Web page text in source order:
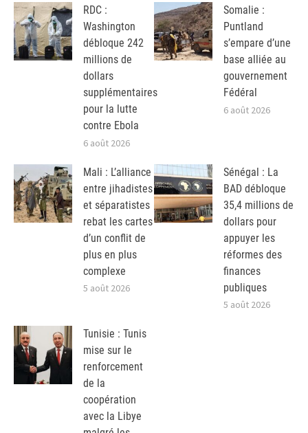
RDC :
Washington
débloque 242
millions de
dollars
supplémentaires
pour la lutte
contre Ebola
6 août 2026
Somalie :
Puntland
s’empare d’une
base alliée au
gouvernement
Fédéral
6 août 2026
Mali : L’alliance
entre jihadistes
et séparatistes
rebat les cartes
d’un conflit de
plus en plus
complexe
5 août 2026
Sénégal : La
BAD débloque
35,4 millions de
dollars pour
appuyer les
réformes des
finances
publiques
5 août 2026
Tunisie : Tunis
mise sur le
renforcement
de la
coopération
avec la Libye